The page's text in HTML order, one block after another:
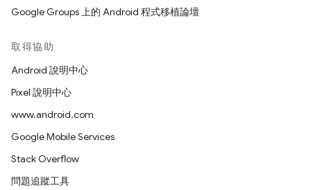
Google Groups 上的 Android 程式移植論壇
取得協助
Android 說明中心
Pixel 說明中心
www.android.com
Google Mobile Services
Stack Overflow
問題追蹤工具